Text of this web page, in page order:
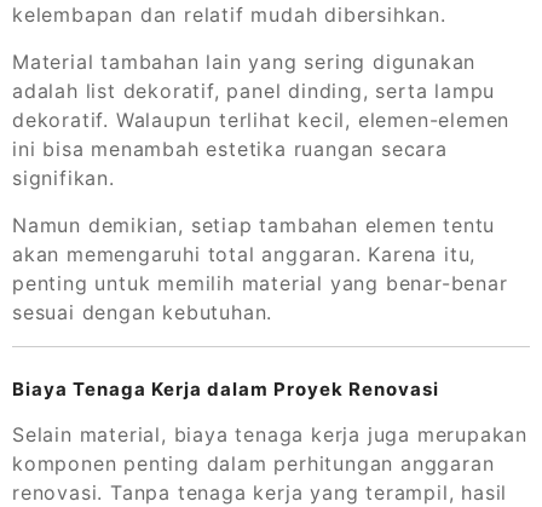
kelembapan dan relatif mudah dibersihkan.
Material tambahan lain yang sering digunakan
adalah list dekoratif, panel dinding, serta lampu
dekoratif. Walaupun terlihat kecil, elemen-elemen
ini bisa menambah estetika ruangan secara
signifikan.
Namun demikian, setiap tambahan elemen tentu
akan memengaruhi total anggaran. Karena itu,
penting untuk memilih material yang benar-benar
sesuai dengan kebutuhan.
Biaya Tenaga Kerja dalam Proyek Renovasi
Selain material, biaya tenaga kerja juga merupakan
komponen penting dalam perhitungan anggaran
renovasi. Tanpa tenaga kerja yang terampil, hasil